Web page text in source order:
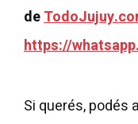
de
https://
Si querés, podés